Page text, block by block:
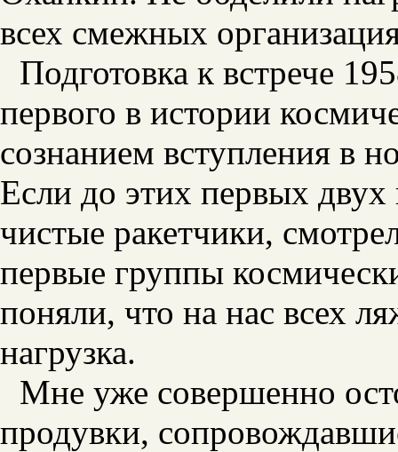
всех смежных
Подготовка к встрече
первого в истории
сознанием вступления в
Если до этих первых
чистые ракетчики,
первые группы
поняли, что на нас всех
нагрузка.
Мне уже совершенно
продувки,